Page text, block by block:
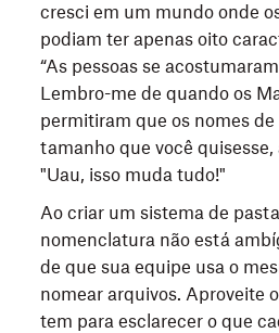
cresci em um mundo onde
podiam ter apenas oito
“As pessoas se
Lembro-me de quando os
permitiram que os nomes
tamanho que você quisesse,
"Uau, isso muda tudo!"
Ao criar um sistema de
nomenclatura não está
de que sua equipe usa o
nomear arquivos. Aproveite
tem para esclarecer o que